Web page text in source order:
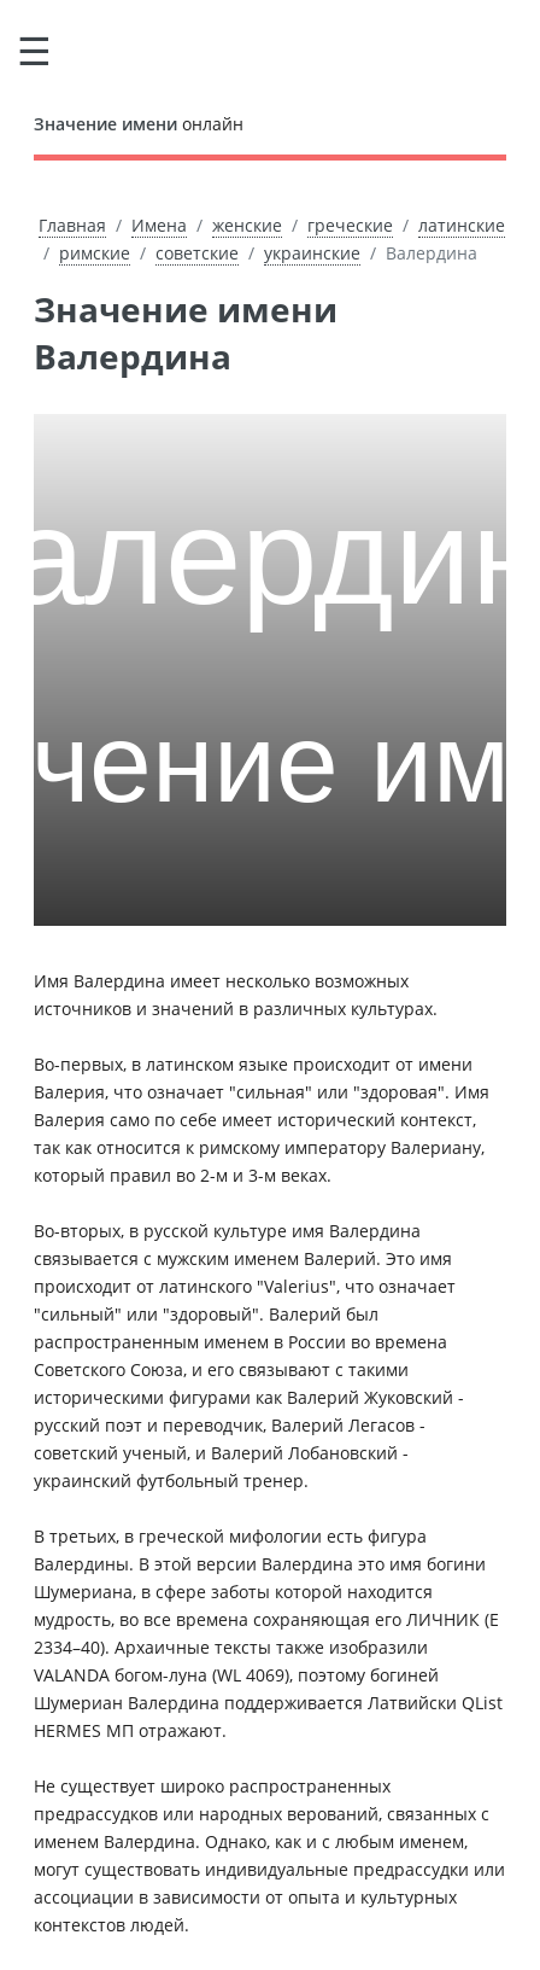
Значение имени онлайн
Главная Имена женские греческие
латинские
римские
советские украинские Валердина
Значение имени
Валердина
Имя Валердина имеет несколько возможных
источников и значений в различных культурах.
Во-первых, в латинском языке происходит от имени
Валерия, что означает "сильная" или "здоровая". Имя
Валерия само по себе имеет исторический контекст,
так как относится к римскому императору Валериану,
который правил во 2-м и 3-м веках.
Во-вторых, в русской культуре имя Валердина
связывается с мужским именем Валерий. Это имя
происходит от латинского "Valerius", что означает
"сильный" или "здоровый". Валерий был
распространенным именем в России во времена
Советского Союза, и его связывают с такими
историческими фигурами как Валерий Жуковский -
русский поэт и переводчик, Валерий Легасов -
советский ученый, и Валерий Лобановский -
украинский футбольный тренер.
В третьих, в греческой мифологии есть фигура
Валердины. В этой версии Валердина это имя богини
Шумериана, в сфере заботы которой находится
мудрость, во все времена сохраняющая его ЛИЧНИК (E
2334–40). Архаичные тексты также изобразили
VALANDA богом-луна (WL 4069), поэтому богиней
Шумериан Валердина поддерживается Латвийски QList
HERMES МП отражают.
Не существует широко распространенных
предрассудков или народных верований, связанных с
именем Валердина. Однако, как и с любым именем,
могут существовать индивидуальные предрассудки или
ассоциации в зависимости от опыта и культурных
контекстов людей.